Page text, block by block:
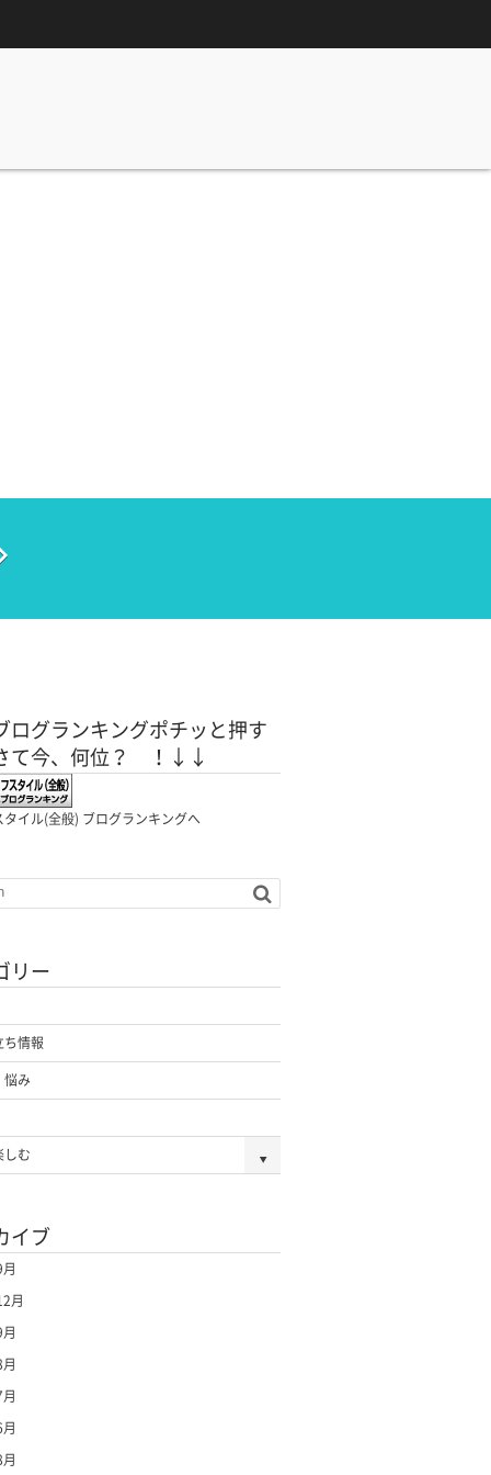
ログランキングポチッと押す
て今、何位？ ！↓↓
タイル(全般) ブログランキングへ
リー
ち情報
悩み
しむ
イブ
月